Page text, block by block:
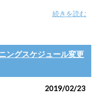
続きを読む
ングスケジュール変更
2019/02/23